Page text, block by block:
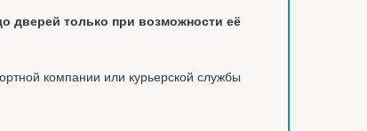
дверей только при возможности её
компании или курьерской службы